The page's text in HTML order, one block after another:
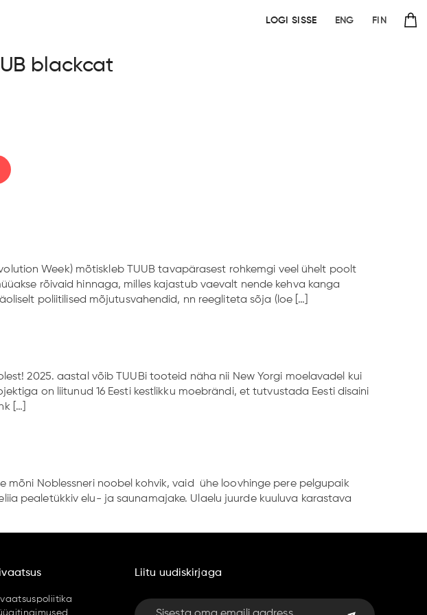
LOGI SISSE ENG FIN
blackcat
Week) mõtiskleb TUUB tavapärasest rohkemgi veel ühelt poolt
rõivaid hinnaga, milles kajastub vaevalt nende kehva kanga
poliitilised mõjutusvahendid, nn reegliteta sõja (loe […]
2025. aastal võib TUUBi tooteid näha nii New Yorgi moelavadel kui
on liitunud 16 Eesti kestlikku moebrändi, et tutvustada Eesti disaini
[…]
mõni Noblessneri noobel kohvik, vaid ühe loovhinge pere pelgupaik
pealetükkiv elu- ja saunamajake. Ulaelu juurde kuuluva karastava
Liitu uudiskirjaga